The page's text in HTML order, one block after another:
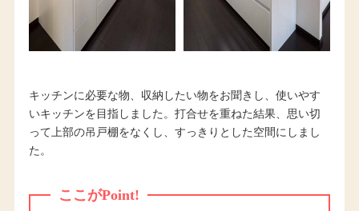
キッチンに必要な物、収納したい物をお聞きし、使いやす
いキッチンを目指しました。打合せを重ねた結果、思い切
って上部の吊戸棚をなくし、すっきりとした空間にしまし
た。
ここがPoint!